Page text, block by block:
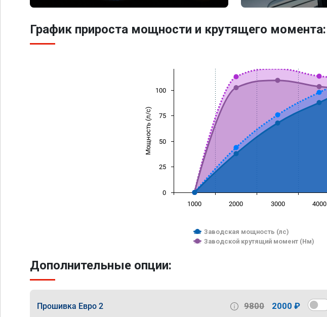
График прироста мощности и крутящего момента:
Мощность (л/с)
Заводская мощность (лс)
Заводской крутящий момент (Нм)
1000 2000 3000 4000
0
25
50
75
100
Дополнительные опции:
Прошивка Евро 2 9800 2000 ₽